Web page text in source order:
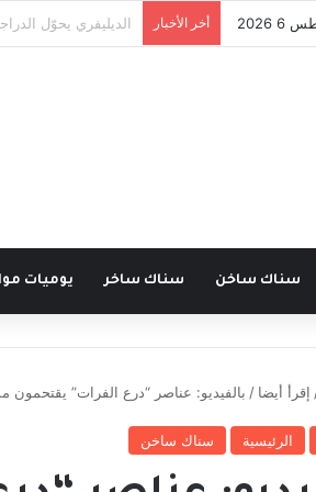
أخر الأخبار إلغاء الاحتفالات
سناك ساخن سناك ساخر يوميات
إقرأ أيضا / بالفيديو: عناصر “درع الفرات” يقتحمون
الرئيسية سناك ساخن